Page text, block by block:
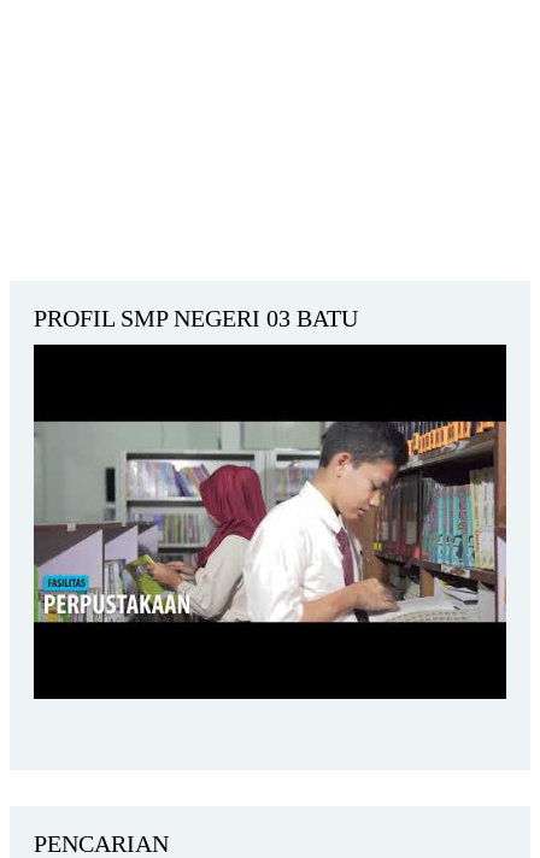
PROFIL SMP NEGERI 03 BATU
PENCARIAN